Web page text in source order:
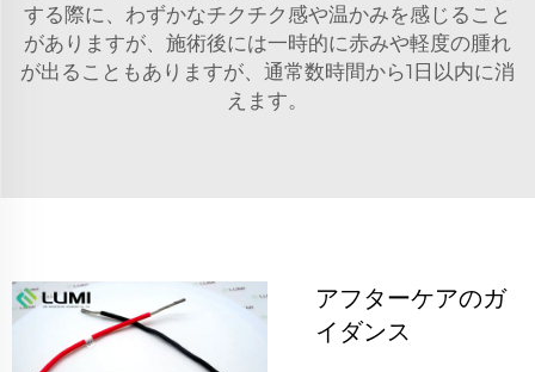
する際に、わずかなチクチク感や温かみを感じること
がありますが、施術後には一時的に赤みや軽度の腫れ
が出ることもありますが、通常数時間から1日以内に消
えます。
アフターケアのガ
イダンス